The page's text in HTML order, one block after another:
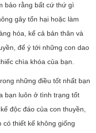
bảo rằng bất cứ thứ gì
gây tổn hại hoặc làm
hóa, kể cả bản thân và
để ý tới những con dao
chìa khóa của bạn.
những điều tốt nhất bạn
bạn luôn ở tình trạng tốt
độc đáo của con thuyền,
thiết kế không giống